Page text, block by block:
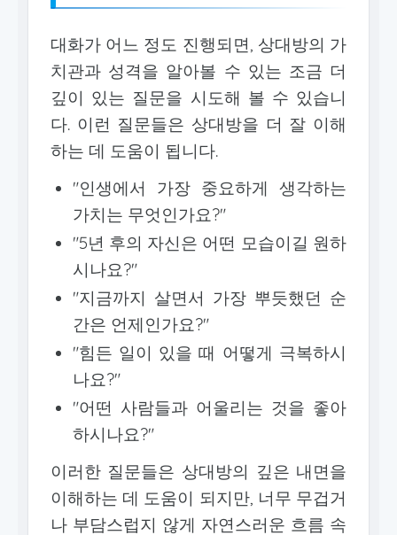
대화가 어느 정도 진행되면, 상대방의 가
치관과 성격을 알아볼 수 있는 조금 더
깊이 있는 질문을 시도해 볼 수 있습니
다. 이런 질문들은 상대방을 더 잘 이해
하는 데 도움이 됩니다.
"인생에서 가장 중요하게 생각하는
가치는 무엇인가요?"
"5년 후의 자신은 어떤 모습이길 원하
시나요?"
"지금까지 살면서 가장 뿌듯했던 순
간은 언제인가요?"
"힘든 일이 있을 때 어떻게 극복하시
나요?"
"어떤 사람들과 어울리는 것을 좋아
하시나요?"
이러한 질문들은 상대방의 깊은 내면을
이해하는 데 도움이 되지만, 너무 무겁거
나 부담스럽지 않게 자연스러운 흐름 속